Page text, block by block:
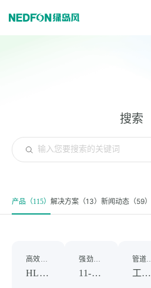
搜索
产品（115） 解决方案（13） 新闻动态（59）
HL-HTF轴流式消防排烟风机 11-62（A式）离心风机 工业立式管道除湿机